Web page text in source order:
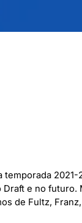
temporada
e no futuro.
de Fultz,